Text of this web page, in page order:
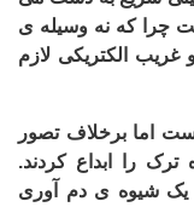
چرا که نه وسیله ی
الکتریکی لازم
اما برخلاف تصور
را ابداع کردند.
یک شیوه ی دم آوری